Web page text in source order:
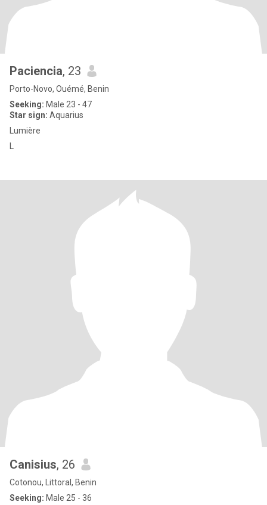
Paciencia, 23
Porto-Novo, Ouémé, Benin
Seeking: Male 23 - 47
Star sign: Aquarius
Lumière
Canisius, 26
Cotonou, Littoral, Benin
Seeking: Male 25 - 36